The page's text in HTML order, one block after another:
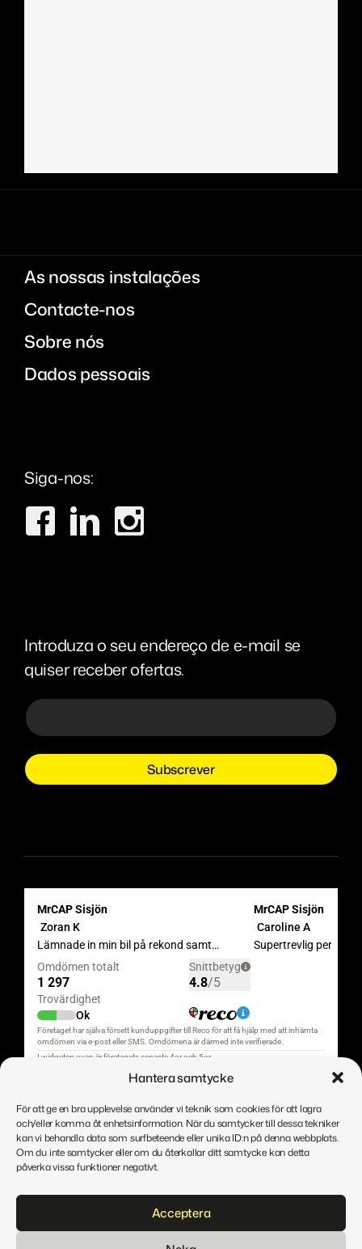
Hantera samtycke
För att ge en bra upplevelse använder vi teknik som cookies för att lagra
och/eller komma åt enhetsinformation. När du samtycker till dessa tekniker
kan vi behandla data som surfbeteende eller unika ID:n på denna webbplats.
Om du inte samtycker eller om du återkallar ditt samtycke kan detta
påverka vissa funktioner negativt.
Acceptera
As nossas instalações
Contacte-nos
Sobre nós
Dados pessoais
Siga-nos:
Introduza o seu endereço de e-mail se
quiser receber ofertas.
Direitos de autor © MrCAP